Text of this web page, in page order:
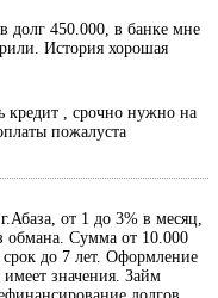
долг 450.000, в банке мне
История хорошая
кредит , срочно нужно на
пожалуста
от 1 до 3% в месяц,
обмана. Сумма от 10.000
до 7 лет. Оформление
имеет значения. Займ